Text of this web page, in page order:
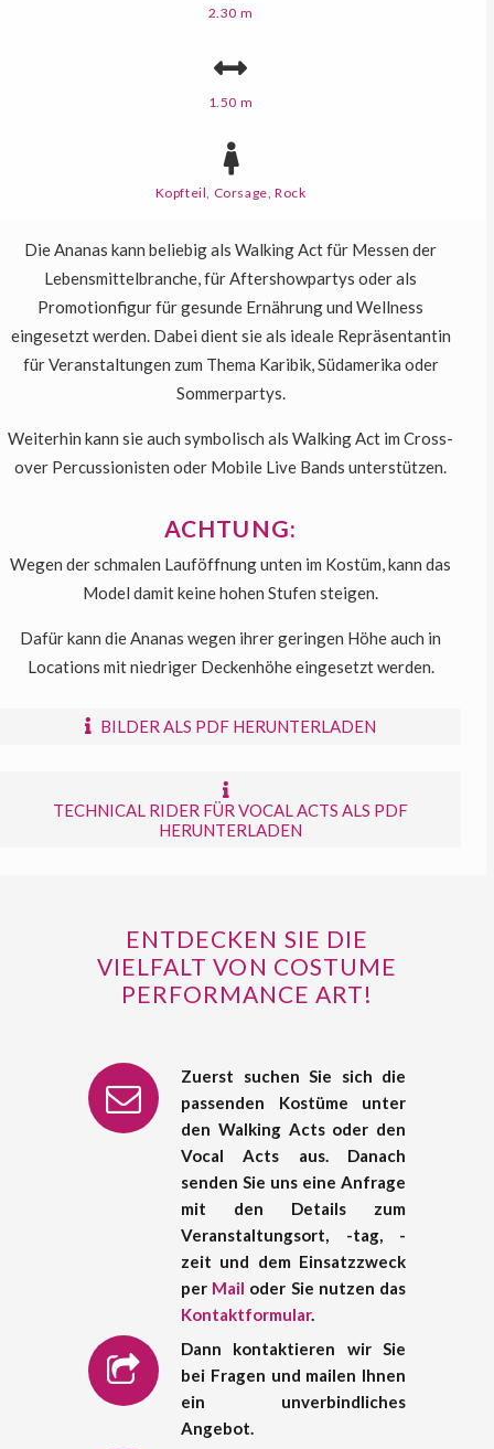
2.30 m
1.50 m
Kopfteil, Corsage, Rock
Die Ananas kann beliebig als Walking Act für Messen der
Lebensmittelbranche, für Aftershowpartys oder als
Promotionfigur für gesunde Ernährung und Wellness
eingesetzt werden. Dabei dient sie als ideale Repräsentantin
für Veranstaltungen zum Thema Karibik, Südamerika oder
Sommerpartys.
Weiterhin kann sie auch symbolisch als Walking Act im Cross-
over Percussionisten oder Mobile Live Bands unterstützen.
ACHTUNG:
Wegen der schmalen Lauföffnung unten im Kostüm, kann das
Model damit keine hohen Stufen steigen.
Dafür kann die Ananas wegen ihrer geringen Höhe auch in
Locations mit niedriger Deckenhöhe eingesetzt werden.
BILDER ALS PDF HERUNTERLADEN
TECHNICAL RIDER FÜR VOCAL ACTS ALS PDF
HERUNTERLADEN
ENTDECKEN SIE DIE
VIELFALT VON COSTUME
PERFORMANCE ART!
Zuerst suchen Sie sich die
passenden Kostüme unter
den Walking Acts oder den
Vocal Acts aus. Danach
senden Sie uns eine Anfrage
mit den Details zum
Veranstaltungsort, -tag, -
zeit und dem Einsatzzweck
per Mail oder Sie nutzen das
Kontaktformular.
Dann kontaktieren wir Sie
bei Fragen und mailen Ihnen
ein unverbindliches
Angebot.